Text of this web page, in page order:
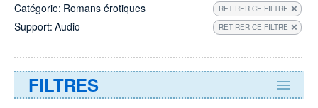
Catégorie: Romans érotiques RETIRER CE FILTRE
Support: Audio RETIRER CE FILTRE
FILTRES